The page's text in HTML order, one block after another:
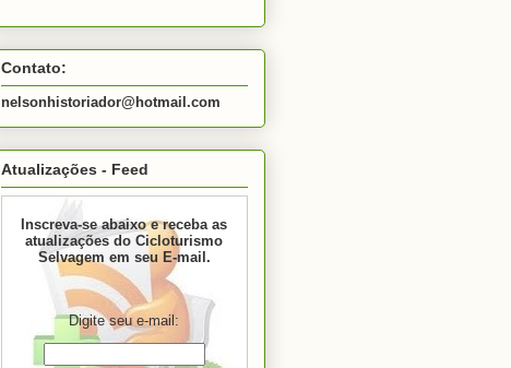
Contato:
nelsonhistoriador@hotmail.com
Atualizações - Feed
Inscreva-se abaixo e receba as
atualizações do Cicloturismo
Selvagem em seu E-mail.
Digite seu e-mail: